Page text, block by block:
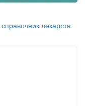
справочник лекарств